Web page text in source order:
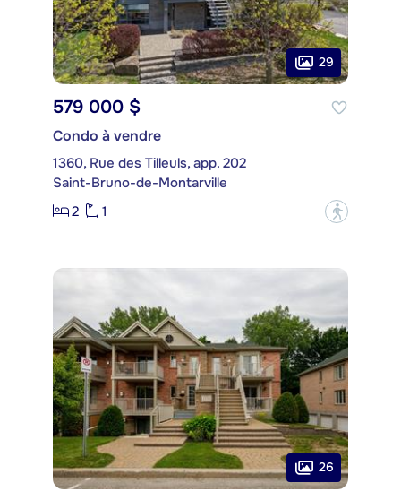
29
579 000 $
Condo à vendre
1360, Rue des Tilleuls, app. 202
Saint-Bruno-de-Montarville
2
1 ?
26